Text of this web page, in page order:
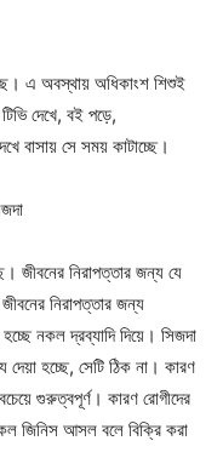
এ অবস্থায় অধিকাংশ শিশুই
দেখে, বই পড়ে,
বাসায় সে সময় কাটাচ্ছে।
জীবনের নিরাপত্তার জন্য যে
নিরাপত্তার জন্য
নকল দ্রব্যাদি দিয়ে। সিজদা
হচ্ছে, সেটি ঠিক না। কারণ
গুরুত্বপূর্ণ। কারণ রোগীদের
জিনিস আসল বলে বিক্রি করা